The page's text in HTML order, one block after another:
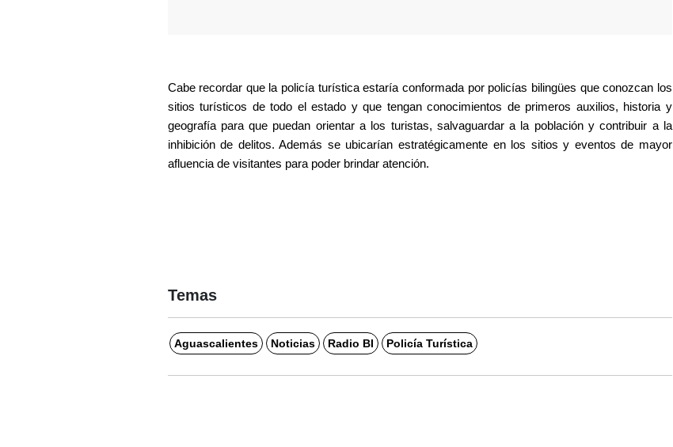
Cabe recordar que la policía turística estaría conformada por policías bilingües que conozcan los
sitios turísticos de todo el estado y que tengan conocimientos de primeros auxilios, historia y
geografía para que puedan orientar a los turistas, salvaguardar a la población y contribuir a la
inhibición de delitos. Además se ubicarían estratégicamente en los sitios y eventos de mayor
afluencia de visitantes para poder brindar atención.
Temas
Aguascalientes Noticias Radio BI Policía Turística